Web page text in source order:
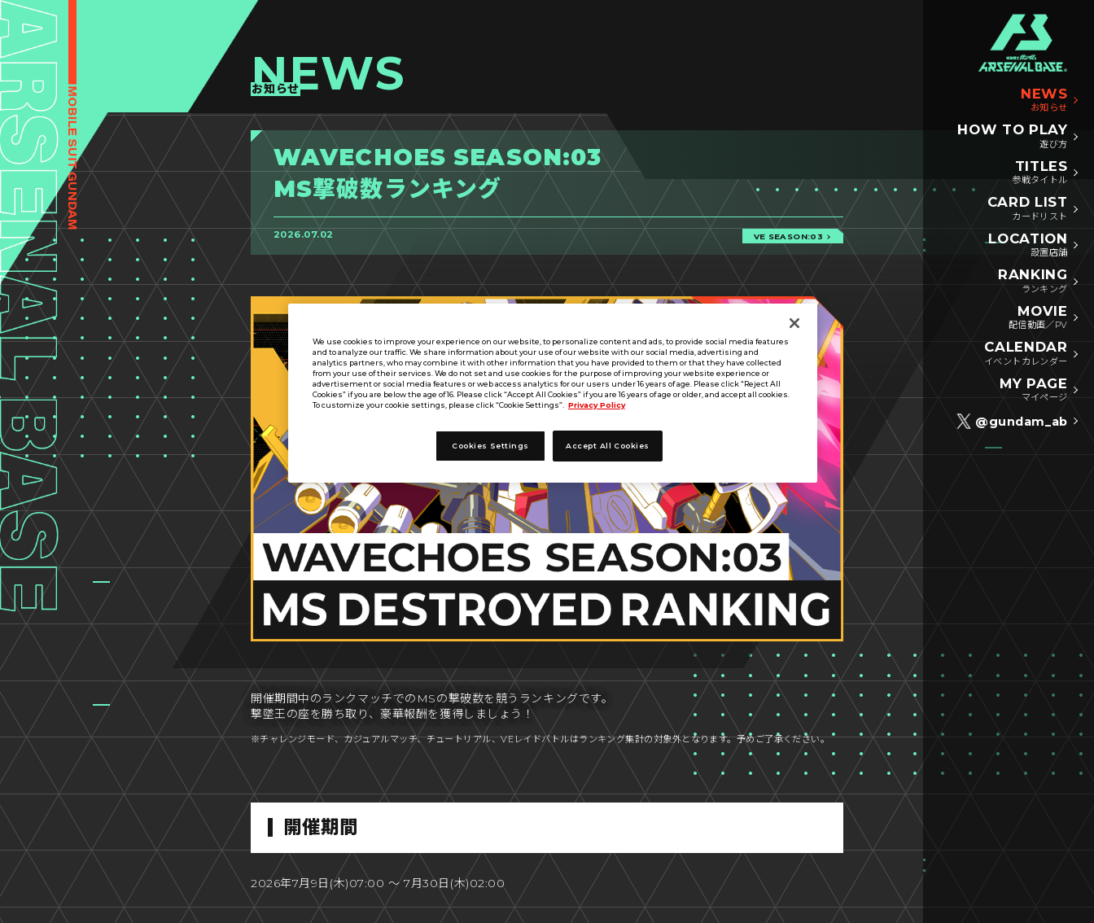
NEWS
お知らせ
HOW TO PLAY
遊び方
TITLES
参戦タイトル
CARD LIST
カードリスト
LOCATION
設置店舗
RANKING
ランキング
MOVIE
配信動画／PV
CALENDAR
イベントカレンダー
MY PAGE
マイページ
@gundam_ab
NEWS
お知らせ
WAVECHOES SEASON:03
MS撃破数ランキング
2026.07.02 VE SEASON:03
開催期間中のランクマッチでのMSの撃破数を競うランキングです。
撃墜王の座を勝ち取り、豪華報酬を獲得しましょう！
※チャレンジモード、カジュアルマッチ、チュートリアル、VEレイドバトルはランキング集計の対象外となります。予めご了承ください。
開催期間
2026年7月9日(木)07:00 ～ 7月30日(木)02:00
We use cookies to improve your experience on our website, to personalize content and ads, to provide social media features
and to analyze our traffic. We share information about your use of our website with our social media, advertising and
analytics partners, who may combine it with other information that you have provided to them or that they have collected
from your use of their services. We do not set and use cookies for the purpose of improving your website experience or
advertisement or social media features or web access analytics for our users under 16 years of age. Please click “Reject All
Cookies” if you are below the age of 16. Please click “Accept All Cookies” if you are 16 years of age or older, and accept all cookies.
To customize your cookie settings, please click “Cookie Settings”.
Privacy Policy
Cookies Settings Accept All Cookies